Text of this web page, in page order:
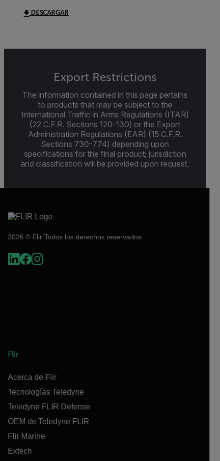
DESCARGAR
Export Restrictions
The information contained in this page pertains
to products that may be subject to the
International Traffic in Arms Regulations (ITAR)
(22 C.F.R. Sections 120-130) or the Export
Administration Regulations (EAR) (15 C.F.R.
Sections 730-774) depending upon
specifications for the final product; jurisdiction
and classification will be provided upon request.
2026 © Flir Todos los derechos reservados.
Flir
Acerca de Flir
Tecnologías Teledyne
Teledyne FLIR Defense
OEM de Teledyne FLIR
Flir Marine
Extech